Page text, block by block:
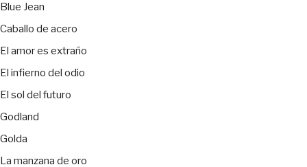
Blue Jean
Caballo de acero
El amor es extraño
El infierno del odio
El sol del futuro
Godland
Golda
La manzana de oro